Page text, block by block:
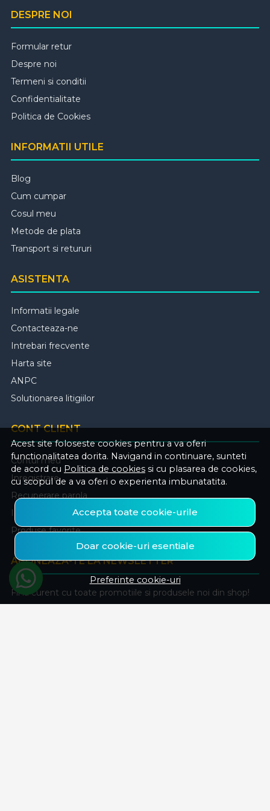
Acest site foloseste cookies pentru a va oferi
functionalitatea dorita. Navigand in continuare, sunteti
de acord cu Politica de cookies si cu plasarea de cookies,
cu scopul de a va oferi o experienta imbunatatita.
Accepta toate cookie-urile
Doar cookie-uri esentiale
Preferinte cookie-uri
DESPRE NOI
Formular retur
Despre noi
Termeni si conditii
Confidentialitate
Politica de Cookies
INFORMATII UTILE
Blog
Cum cumpar
Cosul meu
Metode de plata
Transport si retururi
ASISTENTA
Informatii legale
Contacteaza-ne
Intrebari frecvente
Harta site
ANPC
Solutionarea litigiilor
CONT CLIENT
Contul meu
Inregistrare
Recuperare parola
Istoric comenzi
Produse favorite
ABONEAZA-TE LA NEWSLETTER
Fii la curent cu toate promotiile si produsele noi din shop!